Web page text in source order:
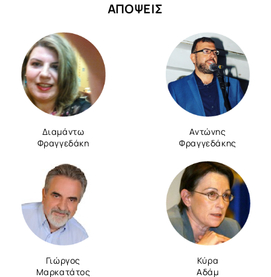
ΑΠΟΨΕΙΣ
Διαμάντω
Φραγγεδάκη
Αντώνης
Φραγγεδάκης
Γιώργος
Μαρκατάτος
Κύρα
Αδάμ